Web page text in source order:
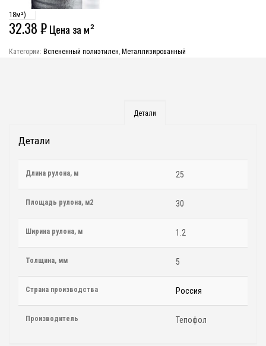
18м²)
32.38₽Цена за м²
Категории: Вспененный полиэтилен, Металлизированный
Детали
Детали
Длина рулона, м 25
Площадь рулона, м2 30
Ширина рулона, м 1.2
Толщина, мм 5
Страна производства Россия
Производитель Тепофол